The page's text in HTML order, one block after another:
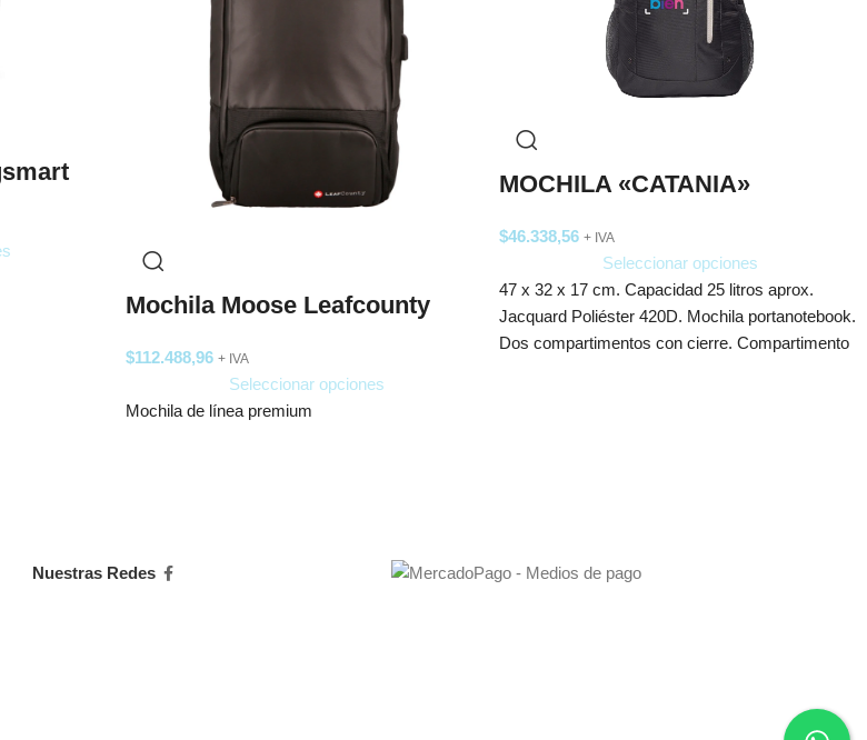
Mochila Moose Leafcounty
$112.488,96 + IVA
Seleccionar opciones
Mochila de línea premium
MOCHILA «CATANIA»
$46.338,56 + IVA
Seleccionar opciones
47 x 32 x 17 cm. Capacidad 25 litros aprox.
Jacquard Poliéster 420D. Mochila portanotebook.
Dos compartimentos con cierre. Compartimento
Nuestras Redes